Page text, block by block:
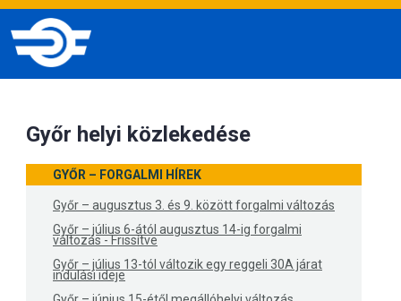
Győr helyi közlekedése
GYŐR – FORGALMI HÍREK
Győr – augusztus 3. és 9. között forgalmi változás
Győr – július 6-ától augusztus 14-ig forgalmi
változás - Frissítve
Győr – július 13-tól változik egy reggeli 30A járat
indulási ideje